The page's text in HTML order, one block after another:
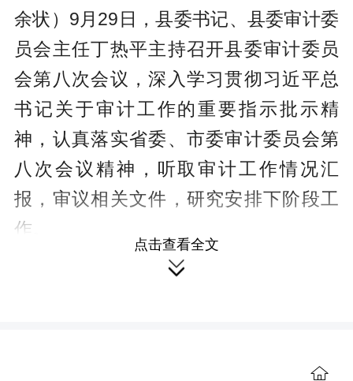
余状）9月29日，县委书记、县委审计委
员会主任丁热平主持召开县委审计委员
会第八次会议，深入学习贯彻习近平总
书记关于审计工作的重要指示批示精
神，认真落实省委、市委审计委员会第
八次会议精神，听取审计工作情况汇
报，审议相关文件，研究安排下阶段工
作。
会议指出，今年以来，县委审计委
求，坚决扛起审计监督政治责任，在促
点击查看全文
